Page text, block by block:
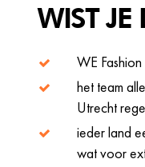
WIST JE
WE
het team
Utrecht
ieder land
wat voor